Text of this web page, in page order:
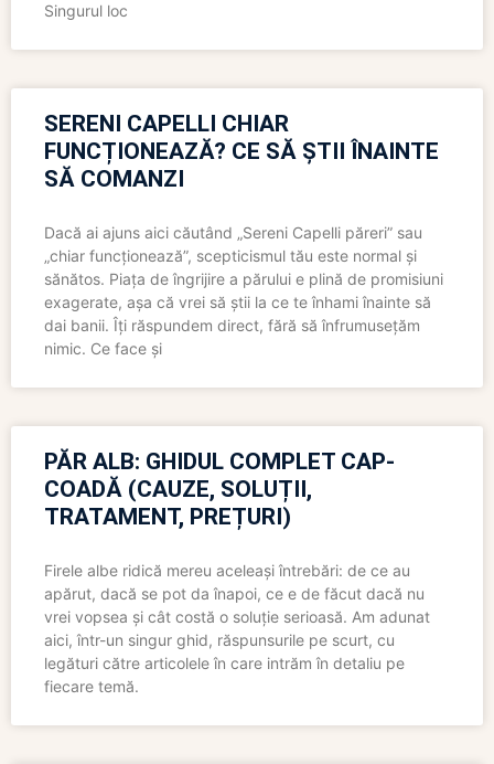
Singurul loc
SERENI CAPELLI CHIAR
FUNCȚIONEAZĂ? CE SĂ ȘTII ÎNAINTE
SĂ COMANZI
Dacă ai ajuns aici căutând „Sereni Capelli păreri” sau
„chiar funcționează”, scepticismul tău este normal și
sănătos. Piața de îngrijire a părului e plină de promisiuni
exagerate, așa că vrei să știi la ce te înhami înainte să
dai banii. Îți răspundem direct, fără să înfrumusețăm
nimic. Ce face și
PĂR ALB: GHIDUL COMPLET CAP-
COADĂ (CAUZE, SOLUȚII,
TRATAMENT, PREȚURI)
Firele albe ridică mereu aceleași întrebări: de ce au
apărut, dacă se pot da înapoi, ce e de făcut dacă nu
vrei vopsea și cât costă o soluție serioasă. Am adunat
aici, într-un singur ghid, răspunsurile pe scurt, cu
legături către articolele în care intrăm în detaliu pe
fiecare temă.